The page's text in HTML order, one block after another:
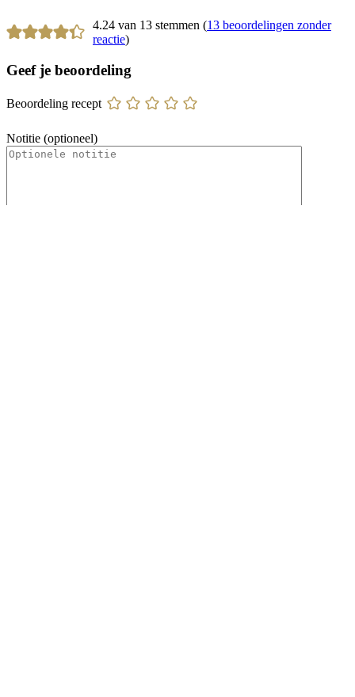
4.24 van 13 stemmen (13 beoordelingen zonder
reactie)
Geef je beoordeling
Beoordeling recept
Notitie (optioneel)